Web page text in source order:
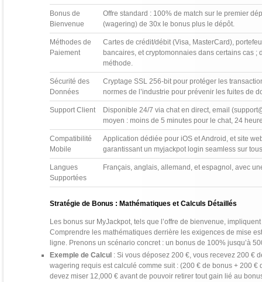
Bonus de
Bienvenue
Offre standard : 100% de match sur le premier
(wagering) de 30x le bonus plus le dépôt.
Méthodes de
Paiement
Cartes de crédit/débit (Visa, MasterCard),
bancaires, et cryptomonnaies dans certains cas
méthode.
Sécurité des
Données
Cryptage SSL 256-bit pour protéger les
normes de l’industrie pour prévenir les fuites de
Support Client
Disponible 24/7 via chat en direct, email
moyen : moins de 5 minutes pour le chat, 24
Compatibilité
Mobile
Application dédiée pour iOS et Android, et site
garantissant un myjackpot login seamless sur
Langues
Supportées
Français, anglais, allemand, et espagnol, avec
Stratégie de Bonus : Mathématiques et Calculs Détaillés
Les bonus sur MyJackpot, tels que l’offre de bienvenue,
Comprendre les mathématiques derrière les exigences de mise
ligne. Prenons un scénario concret : un bonus de 100% jusqu’à
Exemple de Calcul : Si vous déposez 200 €, vous recevez 200 €
wagering requis est calculé comme suit : (200 € de bonus + 200
devez miser 12,000 € avant de pouvoir retirer tout gain lié au